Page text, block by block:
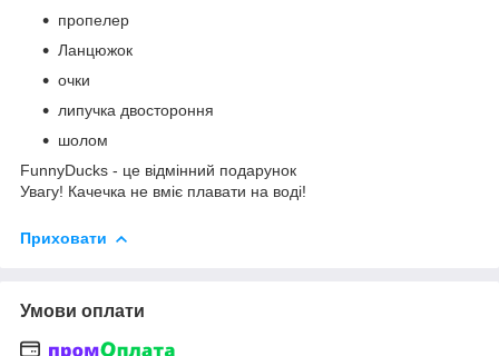
пропелер
Ланцюжок
очки
липучка двостороння
шолом
FunnyDucks - це відмінний подарунок
Увагу! Качечка не вміє плавати на воді!
Приховати
Умови оплати